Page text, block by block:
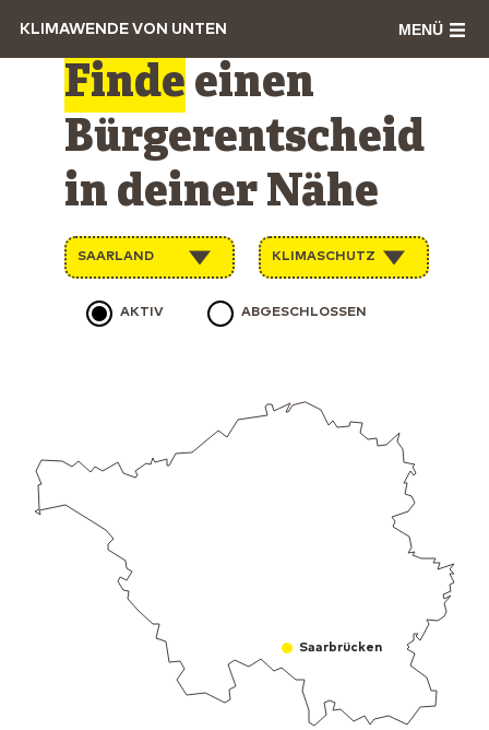
KLIMAWENDE VON UNTEN MENÜ
Saarbrücken
Finde einen
Bürgerentscheid
in deiner Nähe
SAARLAND KLIMASCHUTZ
AKTIV ABGESCHLOSSEN